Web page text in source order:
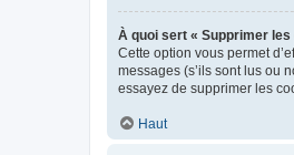
À quoi sert « Supprimer
Cette option vous permet
messages (s’ils sont lus ou
essayez de supprimer les
Haut